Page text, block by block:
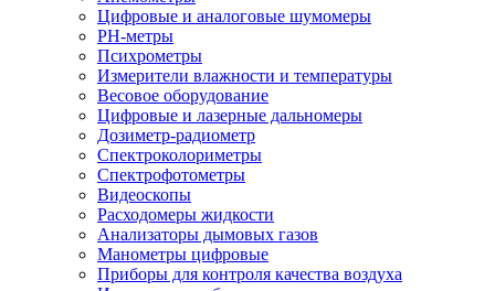
Цифровые и аналоговые шумомеры
PH-метры
Психрометры
Измерители влажности и температуры
Весовое оборудование
Цифровые и лазерные дальномеры
Дозиметр-радиометр
Спектроколориметры
Спектрофотометры
Видеоскопы
Расходомеры жидкости
Анализаторы дымовых газов
Манометры цифровые
Приборы для контроля качества воздуха